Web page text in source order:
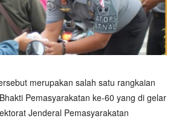
merupakan salah satu rangkaian
Pemasyarakatan ke-60 yang di gelar
Jenderal Pemasyarakatan